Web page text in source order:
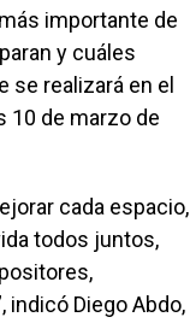
importante de
y cuáles
se realizará en el
10 de marzo de
cada espacio,
todos juntos,
Diego Abdo,